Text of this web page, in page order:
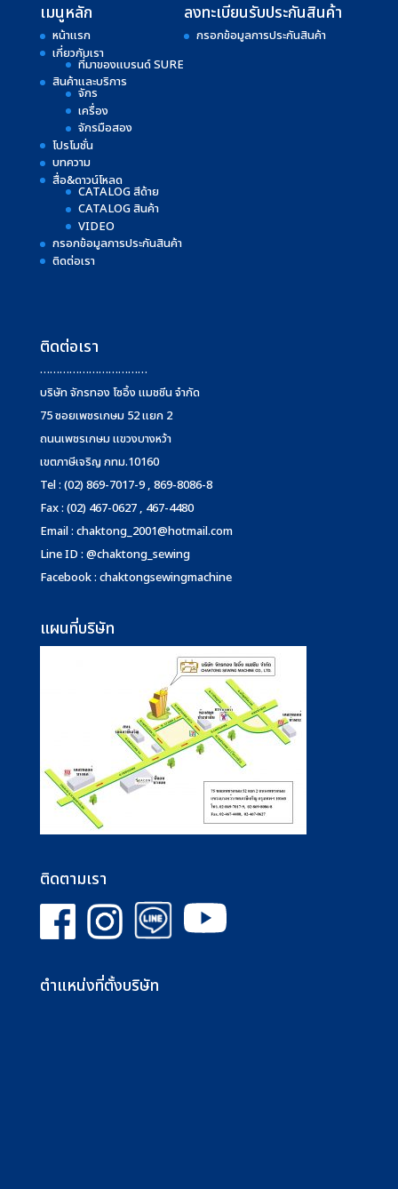
เมนูหลัก
หน้าแรก
เกี่ยวกับเรา
ที่มาของแบรนด์ SURE
สินค้าและบริการ
จักร
เครื่อง
จักรมือสอง
โปรโมชั่น
บทความ
สื่อ&ดาวน์โหลด
CATALOG สีด้าย
CATALOG สินค้า
VIDEO
กรอกข้อมูลการประกันสินค้า
ติดต่อเรา
ลงทะเบียนรับประกันสินค้า
กรอกข้อมูลการประกันสินค้า
ติดต่อเรา
……………………………
บริษัท จักรทอง โซอิ้ง แมชชีน จำกัด
75 ซอยเพชรเกษม 52 แยก 2
ถนนเพชรเกษม แขวงบางหว้า
เขตภาษีเจริญ กทม.10160
Tel : (02) 869-7017-9 , 869-8086-8
Fax : (02) 467-0627 , 467-4480
Email : chaktong_2001@hotmail.com
Line ID : @chaktong_sewing
Facebook : chaktongsewingmachine
แผนที่บริษัท
ติดตามเรา
ตำแหน่งที่ตั้งบริษัท